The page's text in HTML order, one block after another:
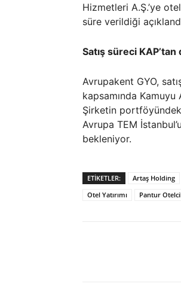
Hizmetleri A.Ş.’ye
süre verildiği
Satış süreci
Avrupakent GYO,
kapsamında
Şirketin
Avrupa TEM
bekleniyor.
ETIKETLER: Artaş Holding
Otel Yatırımı
Pantur